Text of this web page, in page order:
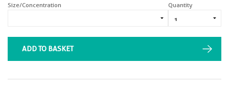
Size/Concentration Quantity
ADD TO BASKET